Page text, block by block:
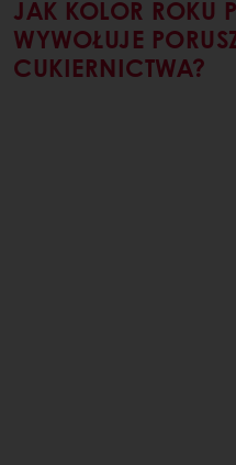
JAK KOLOR ROKU
WYWOŁUJE
CUKIERNICTWA?